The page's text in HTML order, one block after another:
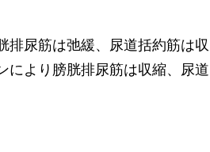
排尿筋は弛緩、尿道括約筋は収
により膀胱排尿筋は収縮、尿道